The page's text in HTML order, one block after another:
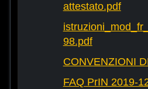
attestato.pdf
98.pdf
CONVENZIONI
FAQ PrIN 2019-